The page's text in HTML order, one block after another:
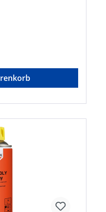
Wirkung
Fils, DE,